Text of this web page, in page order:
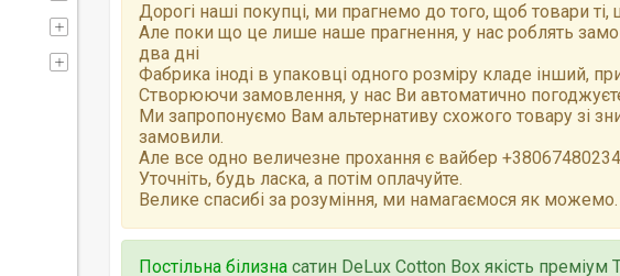
Дорогі наші покупці, ми прагнемо до того, щоб товари ті,
Але поки що це лише наше прагнення, у нас роблять
два дні
Фабрика іноді в упаковці одного розміру кладе інший,
Створюючи замовлення, у нас Ви автоматично
Ми запропонуємо Вам альтернативу схожого товару зі
замовили.
Але все одно величезне прохання є вайбер
Уточніть, будь ласка, а потім оплачуйте.
Велике спасибі за розуміння, ми намагаємося як можемо.
Постільна білизна сатин DeLux Cotton Box якість преміум